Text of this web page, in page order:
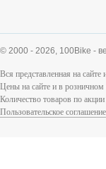
© 2000 - 2026, 100Bike -
Вся представленная на
Цены на сайте и в розничном
Количество товаров по
Пользовательское соглашение